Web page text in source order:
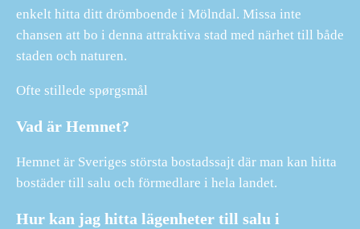
enkelt hitta ditt drömboende i Mölndal. Missa inte
chansen att bo i denna attraktiva stad med närhet till både
staden och naturen.
Ofte stillede spørgsmål
Vad är Hemnet?
Hemnet är Sveriges största bostadssajt där man kan hitta
bostäder till salu och förmedlare i hela landet.
Hur kan jag hitta lägenheter till salu i